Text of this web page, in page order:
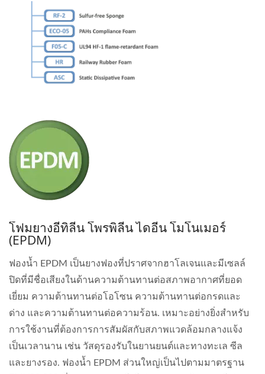
โฟมยางอีทิลีน โพรพิลีน ไดอีน โมโนเมอร์
(EPDM)
ฟองน้ำ EPDM เป็นยางฟองที่ปราศจากฮาโลเจนและมีเซลล์
ปิดที่มีชื่อเสียงในด้านความต้านทานต่อสภาพอากาศที่ยอด
เยี่ยม ความต้านทานต่อโอโซน ความต้านทานต่อกรดและ
ด่าง และความต้านทานต่อความร้อน. เหมาะอย่างยิ่งสำหรับ
การใช้งานที่ต้องการการสัมผัสกับสภาพแวดล้อมกลางแจ้ง
เป็นเวลานาน เช่น วัสดุรองรับในยานยนต์และทางทะเล ซีล
และยางรอง. ฟองน้ำ EPDM ส่วนใหญ่เป็นไปตามมาตรฐาน